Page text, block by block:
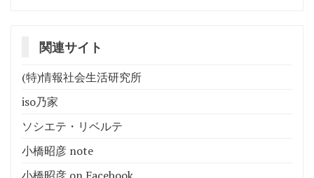
関連サイト
(特)情報社会生活研究所
iso乃家
ソシエテ・リベルテ
小橋昭彦 note